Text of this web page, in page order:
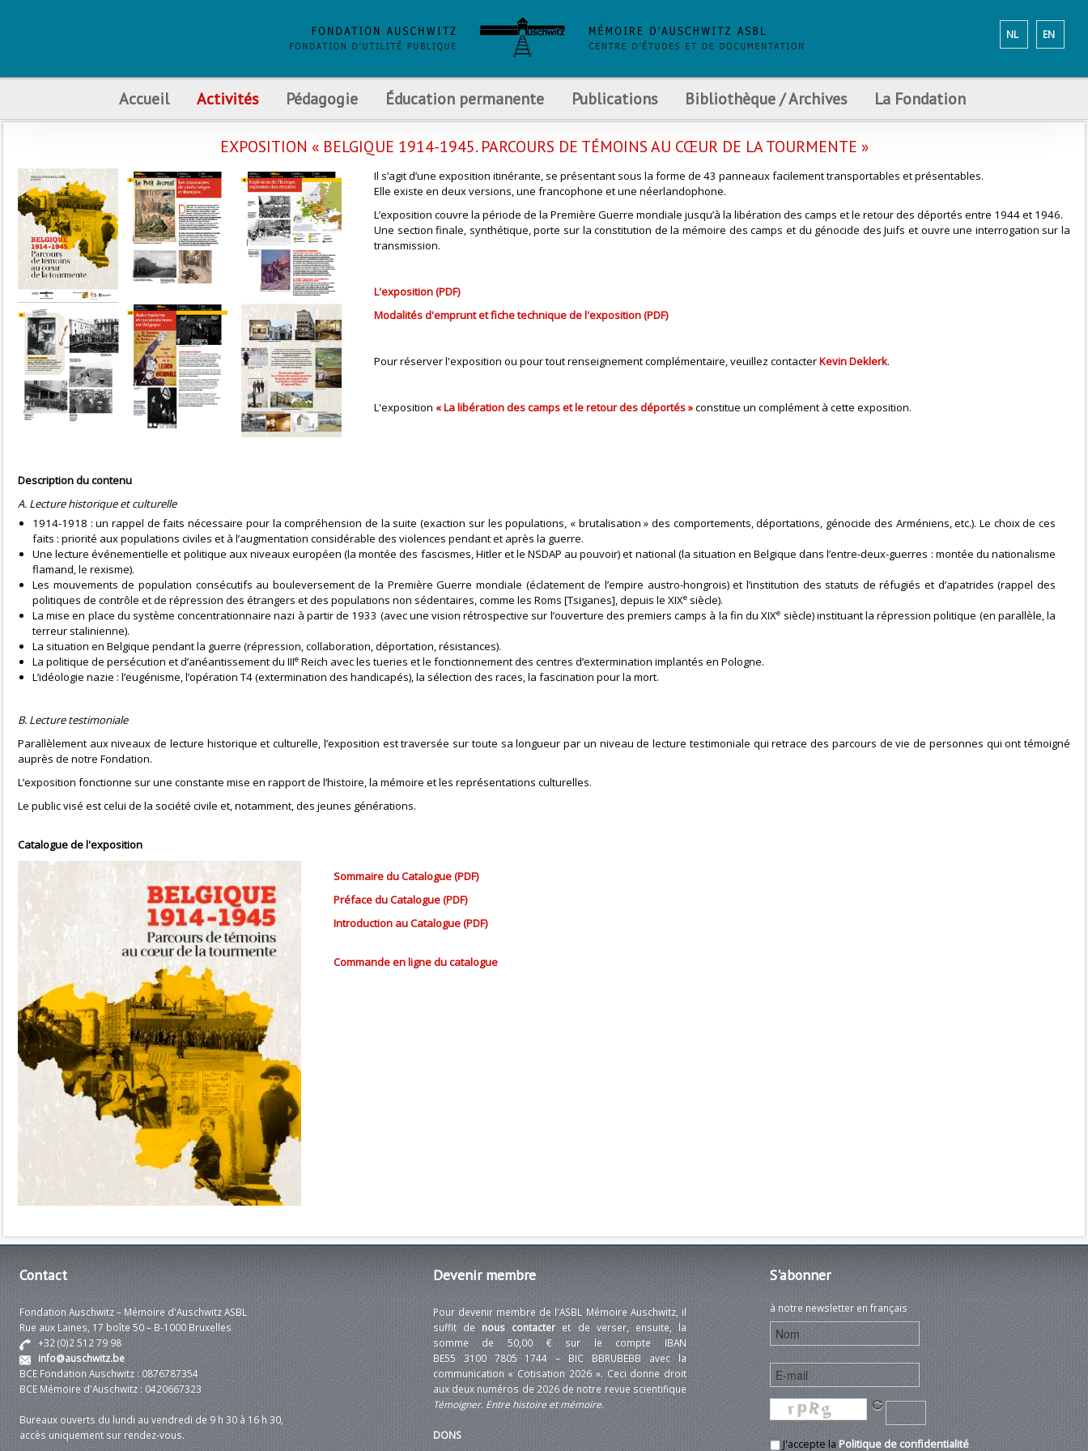
EN
NL
Accueil Activités Pédagogie Éducation permanente Publications Bibliothèque / Archives La Fondation
EXPOSITION « BELGIQUE 1914-1945. PARCOURS DE TÉMOINS AU CŒUR DE LA TOURMENTE »
Il s’agit d’une exposition itinérante, se présentant sous la forme de 43 panneaux facilement transportables et présentables.
Elle existe en deux versions, une francophone et une néerlandophone.
L’exposition couvre la période de la Première Guerre mondiale jusqu’à la libération des camps et le retour des déportés entre 1944 et 1946.
Une section finale, synthétique, porte sur la constitution de la mémoire des camps et du génocide des Juifs et ouvre une interrogation sur la
transmission.
L'exposition (PDF)
Modalités d'emprunt et fiche technique de l'exposition (PDF)
Pour réserver l'exposition ou pour tout renseignement complémentaire, veuillez contacterKevin Deklerk.
L'exposition « La libération des camps et le retour des déportés »constitue un complément à cette exposition.
Description du contenu
A. Lecture historique et culturelle
1914-1918 : un rappel de faits nécessaire pour la compréhension de la suite (exaction sur les populations, « brutalisation » des comportements, déportations, génocide des Arméniens, etc.). Le choix de ces
faits : priorité aux populations civiles et à l’augmentation considérable des violences pendant et après la guerre.
Une lecture événementielle et politique aux niveaux européen (la montée des fascismes, Hitler et le NSDAP au pouvoir) et national (la situation en Belgique dans l’entre-deux-guerres : montée du nationalisme
flamand, le rexisme).
Les mouvements de population consécutifs au bouleversement de la Première Guerre mondiale (éclatement de l’empire austro-hongrois) et l’institution des statuts de réfugiés et d’apatrides (rappel des
politiques de contrôle et de répression des étrangers et des populations non sédentaires, comme les Roms [Tsiganes], depuis le XIXe siècle).
La mise en place du système concentrationnaire nazi à partir de 1933 (avec une vision rétrospective sur l’ouverture des premiers camps à la fin du XIXe siècle) instituant la répression politique (en parallèle, la
terreur stalinienne).
La situation en Belgique pendant la guerre (répression, collaboration, déportation, résistances).
La politique de persécution et d’anéantissement du IIIe Reich avec les tueries et le fonctionnement des centres d’extermination implantés en Pologne.
L’idéologie nazie : l’eugénisme, l’opération T4 (extermination des handicapés), la sélection des races, la fascination pour la mort.
B. Lecture testimoniale
Parallèlement aux niveaux de lecture historique et culturelle, l’exposition est traversée sur toute sa longueur par un niveau de lecture testimoniale qui retrace des parcours de vie de personnes qui ont témoigné
auprès de notre Fondation.
L’exposition fonctionne sur une constante mise en rapport de l’histoire, la mémoire et les représentations culturelles.
Le public visé est celui de la société civile et, notamment, des jeunes générations.
Catalogue de l'exposition
Sommaire du Catalogue (PDF)
Préface du Catalogue (PDF)
Introduction au Catalogue (PDF)
Commande en ligne du catalogue
Contact
Fondation Auschwitz – Mémoire d'Auschwitz ASBL
Rue aux Laines, 17 boîte 50 – B-1000 Bruxelles
+32 (0)2 512 79 98
info@auschwitz.be
BCE Fondation Auschwitz : 0876787354
BCE Mémoire d'Auschwitz : 0420667323
Bureaux ouverts du lundi au vendredi de 9 h 30 à 16 h 30,
accès uniquement sur rendez-vous.
Devenir membre
Pour devenir membre de l'ASBL Mémoire Auschwitz, il
suffit de nous contacteret de verser, ensuite, la
somme de 50,00 € sur le compte IBAN
BE55 3100 7805 1744 – BIC BBRUBEBB avec la
communication « Cotisation 2026 ». Ceci donne droit
aux deux numéros de 2026 de notre revue scientifique
Témoigner. Entre histoire et mémoire.
DONS
S'abonner
à notre newsletter en français
J'accepte la Politique de confidentialité